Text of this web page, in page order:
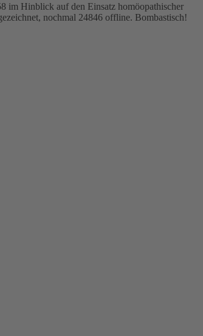
im Hinblick auf den Einsatz homöopathischer
nochmal 24846 offline. Bombastisch!